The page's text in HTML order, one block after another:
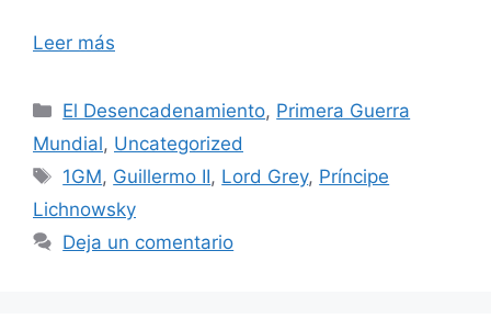
Leer más
Categorías
El Desencadenamiento, Primera Guerra
Mundial, Uncategorized
Etiquetas
1GM, Guillermo II, Lord Grey, Príncipe
Lichnowsky
Deja un comentario